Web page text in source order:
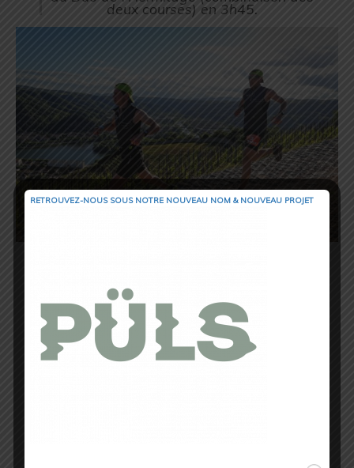
deux courses) en 3h45.
Florian Olivier
5ème sur le weekend en 3h18, juste
derrière un podium de très haut niveau
avec des champions de France !
Ces équipes se sont surpassées dans un esprit de communion pour la passion du
running/trail !
RETROUVEZ-NOUS SOUS NOTRE NOUVEAU NOM & NOUVEAU PROJET